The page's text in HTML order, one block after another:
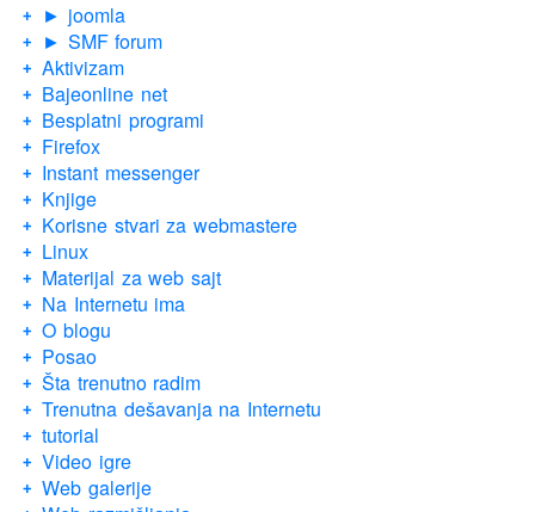
► joomla
► SMF forum
Aktivizam
Bajeonline net
Besplatni programi
Firefox
Instant messenger
Knjige
Korisne stvari za webmastere
Linux
Materijal za web sajt
Na Internetu ima
O blogu
Posao
Šta trenutno radim
Trenutna dešavanja na Internetu
tutorial
Video igre
Web galerije